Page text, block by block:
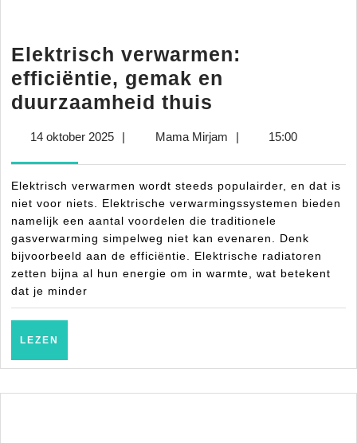
Elektrisch verwarmen:
efficiëntie, gemak en
duurzaamheid thuis
efficiëntie,
en
duurzaamheid
thuis
14 oktober 202514| Mama MirjamMama
| 15:00
Elektrisch verwarmen wordt steeds populairder, en dat is
niet voor niets. Elektrische verwarmingssystemen bieden
namelijk een aantal voordelen die traditionele
gasverwarming simpelweg niet kan evenaren. Denk
bijvoorbeeld aan de efficiëntie. Elektrische radiatoren
zetten bijna al hun energie om in warmte, wat betekent
dat je minder
LEZEN